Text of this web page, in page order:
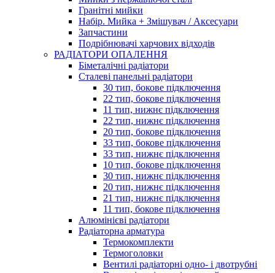
Гранітні мийки
Набір. Мийка + Змішувач / Аксесуари
Запчастини
Подрібнювачі харчових відходів
РАДІАТОРИ ОПАЛЕННЯ
Біметалічні радіатори
Сталеві панельні радіатори
30 тип, бокове підключення
22 тип, бокове підключення
11 тип, нижнє підключення
22 тип, нижнє підключення
20 тип, бокове підключення
33 тип, бокове підключення
33 тип, нижнє підключення
10 тип, бокове підключення
30 тип, нижнє підключення
20 тип, нижнє підключення
21 тип, нижнє підключення
11 тип, бокове підключення
Алюмінієві радіатори
Радіаторна арматура
Термокомплекти
Термоголовки
Вентилі радіаторні одно- і двотрубні